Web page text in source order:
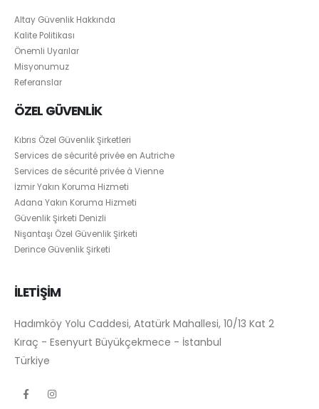
Altay Güvenlik Hakkında
Kalite Politikası
Önemli Uyarılar
Misyonumuz
Referanslar
ÖZEL GÜVENLİK
Kıbrıs Özel Güvenlik Şirketleri
Services de sécurité privée en Autriche
Services de sécurité privée à Vienne
İzmir Yakın Koruma Hizmeti
Adana Yakın Koruma Hizmeti
Güvenlik Şirketi Denizli
Nişantaşı Özel Güvenlik Şirketi
Derince Güvenlik Şirketi
İLETİŞİM
Hadımköy Yolu Caddesi, Atatürk Mahallesi, 10/13 Kat 2
Kıraç - Esenyurt Büyükçekmece - İstanbul
Türkiye